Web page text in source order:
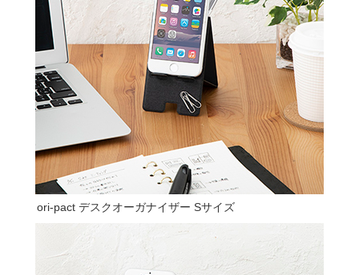
ori-pact デスクオーガナイザー Sサイズ